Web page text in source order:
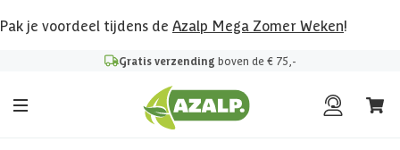
Pak je voordeel tijdens de Azalp Mega Zomer Weken!
Gratis verzending boven de € 75,-